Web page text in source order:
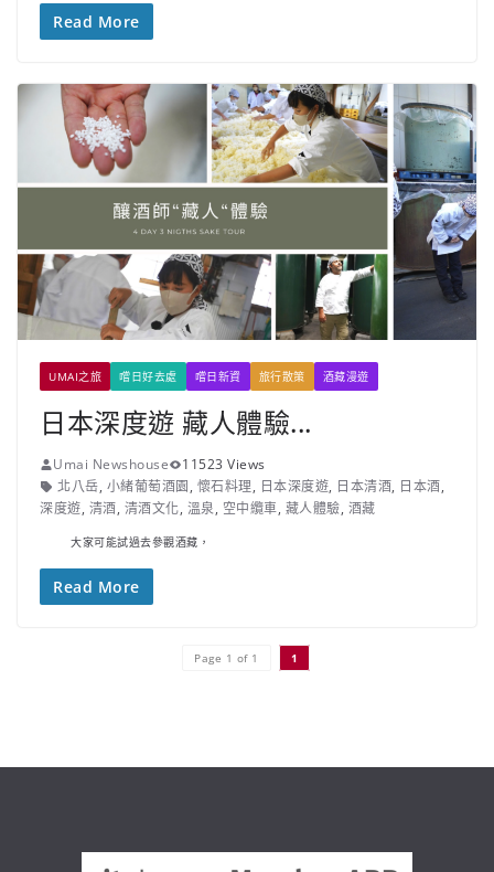
Read More
UMAI之旅 嚐日好去處 嚐日新資 旅行散策 酒藏漫遊
日本深度遊 藏人體驗...
Umai Newshouse
11523 Views
北八岳, 小緒葡萄酒園, 懷石料理, 日本深度遊, 日本清酒, 日本酒,
深度遊, 清酒, 清酒文化, 溫泉, 空中纜車, 藏人體驗, 酒藏
大家可能試過去參觀酒藏，
Read More
Page 1 of 1 1